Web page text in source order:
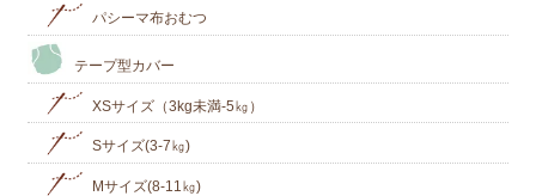
パシーマ布おむつ
テープ型カバー
XSサイズ（3kg未満-5㎏）
Sサイズ(3-7㎏)
Mサイズ(8-11㎏)